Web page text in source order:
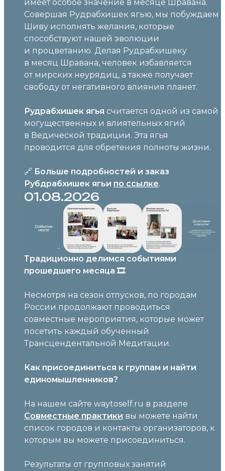
имеет особое значение в месяце Шравана.
Совершая Рудрабхишек ягью, мы побуждаем
Шиву исполнять желания, которые
способствуют нашей эволюции
и процветанию. Делая Рудрабхишеку
в месяц Шравана, человек избавляется
от мирских неурядиц, а также получает
свободу от негативного влияния планет.
Рудрабхишек ягья считается одной из самой
могущественных и влиятельных ягий
в Ведической традиции. Эта ягья
проводится для обретения полноты жизни.
🔗 Больше подробностей и заказ
Рубдрабхишек ягьи по ссылке.
01.08.2026
Традиционно делимся событиями
прошедшего месяца 🎞️
Несмотря на сезон отпусков, по городам
России продолжают проводиться
совместные мероприятия, которые может
посетить каждый обученный
Трансцендентальной Медитации.
Как присоединиться к группам и найти
единомышленников?
На нашем сайте waytoself.ru в разделе
Совместные практики вы можете найти
список городов и контакты организаторов, к
которым вы можете присоединиться.
Результаты от групповых занятий